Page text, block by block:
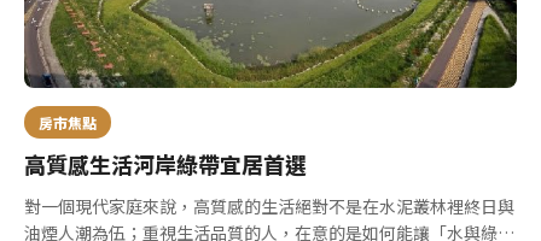
房市焦點
高質感生活河岸綠帶宜居首選
對一個現代家庭來說，高質感的生活絕對不是在水泥叢林裡終日與
油煙人潮為伍；重視生活品質的人，在意的是如何能讓「水與綠」